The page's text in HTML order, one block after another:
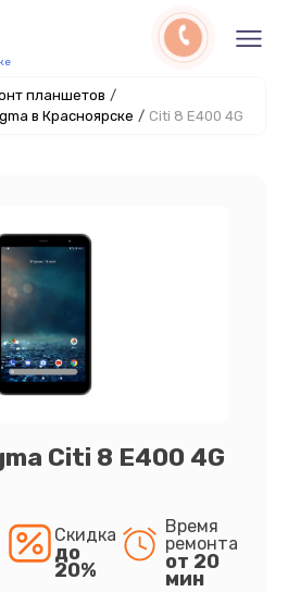
планшетов /
в Красноярске / Citi 8 E400 4G
Citi 8 E400 4G
Скидка
до
20%
Время
ремонта
от 20
мин